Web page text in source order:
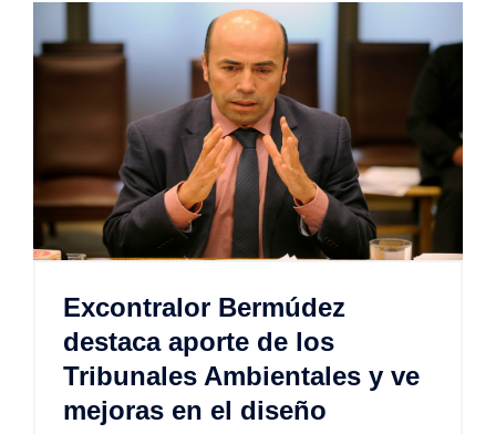
Excontralor Bermúdez
destaca aporte de los
Tribunales Ambientales y ve
mejoras en el diseño